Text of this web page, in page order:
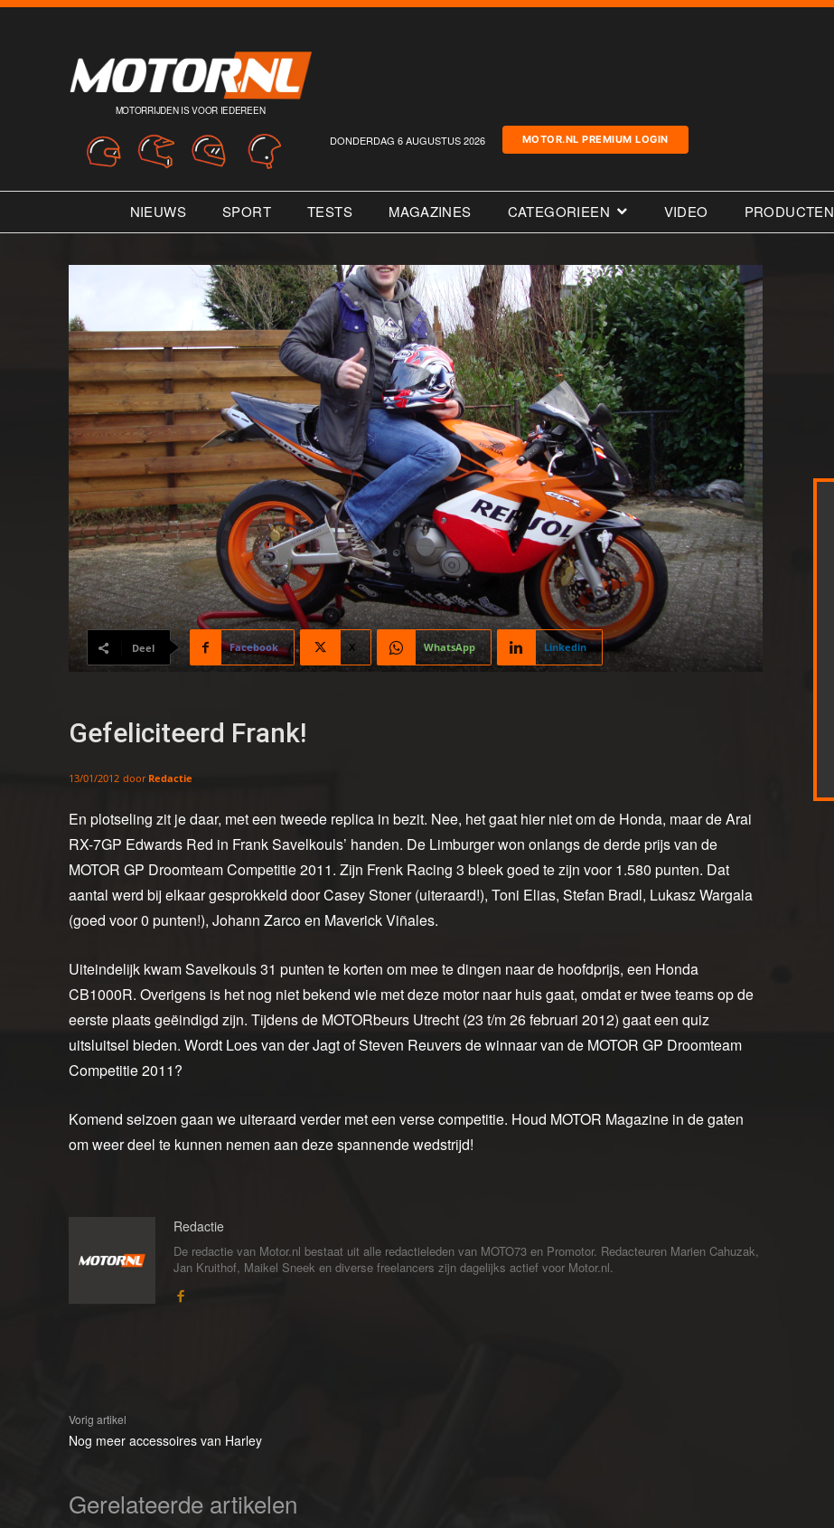
MOTORRIJDEN IS VOOR IEDEREEN
DONDERDAG 6 AUGUSTUS 2026 MOTOR.NL PREMIUM LOGIN
NIEUWS SPORT TESTS MAGAZINES CATEGORIEEN VIDEO PRODUCTEN
Deel Facebook X WhatsApp Linkedin
Gefeliciteerd Frank!
13/01/2012 door Redactie
En plotseling zit je daar, met een tweede replica in bezit. Nee, het gaat hier niet om de Honda, maar de Arai
RX-7GP Edwards Red in Frank Savelkouls’ handen. De Limburger won onlangs de derde prijs van de
MOTOR GP Droomteam Competitie 2011. Zijn Frenk Racing 3 bleek goed te zijn voor 1.580 punten. Dat
aantal werd bij elkaar gesprokkeld door Casey Stoner (uiteraard!), Toni Elias, Stefan Bradl, Lukasz Wargala
(goed voor 0 punten!), Johann Zarco en Maverick Viñales.
Uiteindelijk kwam Savelkouls 31 punten te korten om mee te dingen naar de hoofdprijs, een Honda
CB1000R. Overigens is het nog niet bekend wie met deze motor naar huis gaat, omdat er twee teams op de
eerste plaats geëindigd zijn. Tijdens de MOTORbeurs Utrecht (23 t/m 26 februari 2012) gaat een quiz
uitsluitsel bieden. Wordt Loes van der Jagt of Steven Reuvers de winnaar van de MOTOR GP Droomteam
Competitie 2011?
Komend seizoen gaan we uiteraard verder met een verse competitie. Houd MOTOR Magazine in de gaten
om weer deel te kunnen nemen aan deze spannende wedstrijd!
Redactie
De redactie van Motor.nl bestaat uit alle redactieleden van MOTO73 en Promotor. Redacteuren Marien Cahuzak,
Jan Kruithof, Maikel Sneek en diverse freelancers zijn dagelijks actief voor Motor.nl.
Vorig artikel
Nog meer accessoires van Harley
Gerelateerde artikelen